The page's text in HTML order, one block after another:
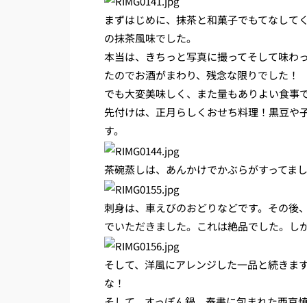
まずはじめに、抹茶と和菓子でもてなし
の抹茶風味でした。
本当は、きちっと写真に撮ってそして味わ
たのでお酒がまわり、残念な限りでした！
でも大変美味しく、また量もありよい食事
先付けは、正月らしくおせち料理！黒豆や
す。
茶碗蒸しは、あんかけでかぶらがすってま
刺身は、車えびのおどりなどです。その後
でいただきました。これは絶品でした。し
そして、洋風にアレンジした一品と続きま
な！